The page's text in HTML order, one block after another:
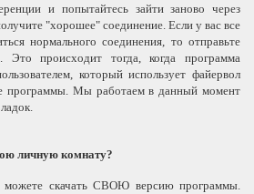
и попытайтесь зайти заново через
"хорошее" соединение. Если у вас все
нормального соединения, то отправьте
Это происходит тогда, когда программа
который использует файервол
программы. Мы работаем в данный момент
личную комнату?
можете скачать СВОЮ версию программы.